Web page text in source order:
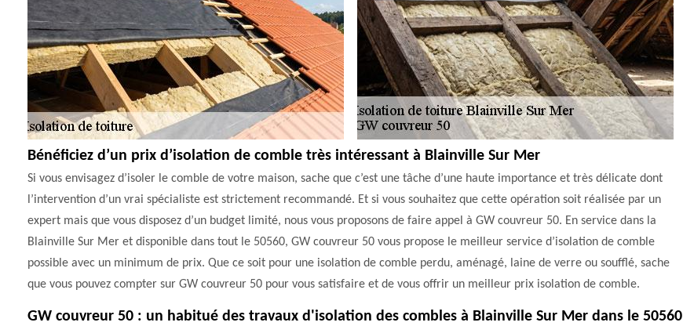
Bénéficiez d’un prix d’isolation de comble très intéressant à Blainville Sur Mer
Si vous envisagez d’isoler le comble de votre maison, sache que c’est une tâche d’une haute importance et très délicate dont
l’intervention d’un vrai spécialiste est strictement recommandé. Et si vous souhaitez que cette opération soit réalisée par un
expert mais que vous disposez d’un budget limité, nous vous proposons de faire appel à GW couvreur 50. En service dans la
Blainville Sur Mer et disponible dans tout le 50560, GW couvreur 50 vous propose le meilleur service d’isolation de comble
possible avec un minimum de prix. Que ce soit pour une isolation de comble perdu, aménagé, laine de verre ou soufflé, sache
que vous pouvez compter sur GW couvreur 50 pour vous satisfaire et de vous offrir un meilleur prix isolation de comble.
GW couvreur 50 : un habitué des travaux d'isolation des combles à Blainville Sur Mer dans le 50560